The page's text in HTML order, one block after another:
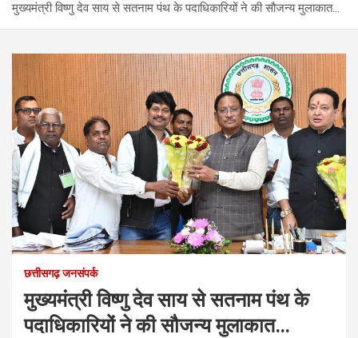
मुख्यमंत्री विष्णु देव साय से सतनाम पंथ के पदाधिकारियों ने की सौजन्य मुलाकात…
छत्तीसगढ़ जनसंपर्क
मुख्यमंत्री विष्णु देव साय से सतनाम पंथ के
पदाधिकारियों ने की सौजन्य मुलाकात…